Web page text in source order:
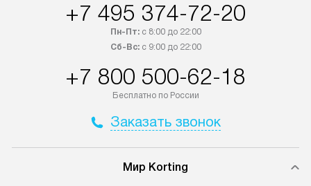
+7 495 374-72-20
Пн-Пт:с 8:00 до 22:00
Сб-Вс:с 9:00 до 22:00
+7 800 500-62-18
Бесплатно по России
Заказать звонок
Мир Korting